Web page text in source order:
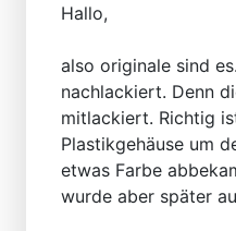
Hallo,
also originale sind
nachlackiert. Denn
mitlackiert. Richtig
Plastikgehäuse um
etwas Farbe
wurde aber später